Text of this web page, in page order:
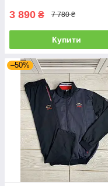
3 890 ₴ 7 780 ₴
Купити
–50%